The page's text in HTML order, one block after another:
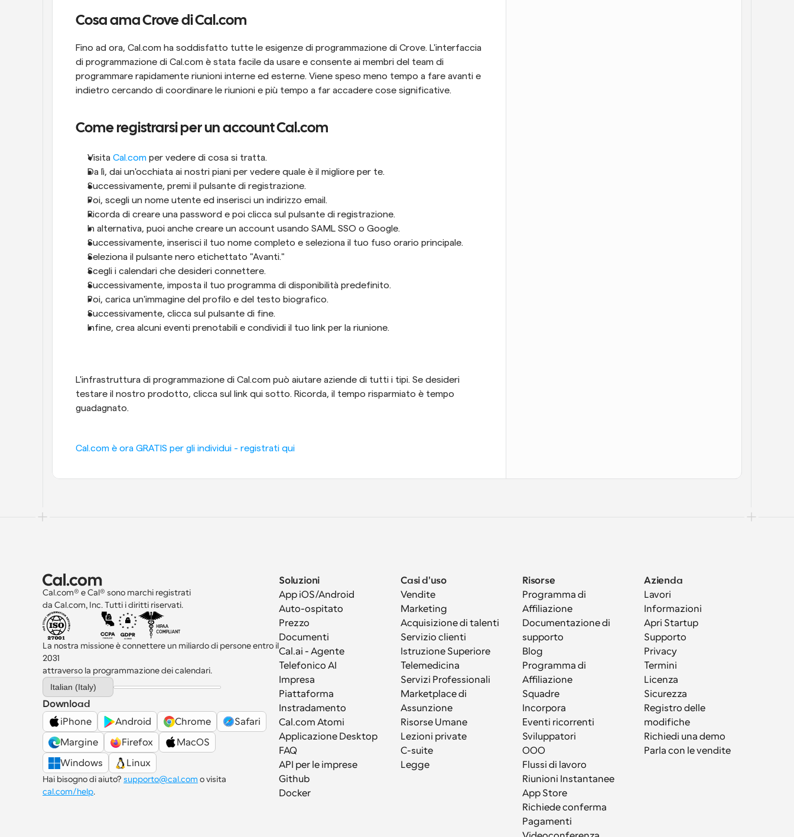
Cosa ama Crove di Cal.com
Fino ad ora, Cal.com ha soddisfatto tutte le esigenze di programmazione di Crove. L'interfaccia
di programmazione di Cal.com è stata facile da usare e consente ai membri del team di
programmare rapidamente riunioni interne ed esterne. Viene speso meno tempo a fare avanti e
indietro cercando di coordinare le riunioni e più tempo a far accadere cose significative.
Come registrarsi per un account Cal.com
Visita Cal.com per vedere di cosa si tratta.
Da lì, dai un'occhiata ai nostri piani per vedere quale è il migliore per te.
Successivamente, premi il pulsante di registrazione.
Poi, scegli un nome utente ed inserisci un indirizzo email.
Ricorda di creare una password e poi clicca sul pulsante di registrazione.
In alternativa, puoi anche creare un account usando SAML SSO o Google.
Successivamente, inserisci il tuo nome completo e seleziona il tuo fuso orario principale.
Seleziona il pulsante nero etichettato "Avanti."
Scegli i calendari che desideri connettere.
Successivamente, imposta il tuo programma di disponibilità predefinito.
Poi, carica un'immagine del profilo e del testo biografico.
Successivamente, clicca sul pulsante di fine.
Infine, crea alcuni eventi prenotabili e condividi il tuo link per la riunione.
L'infrastruttura di programmazione di Cal.com può aiutare aziende di tutti i tipi. Se desideri
testare il nostro prodotto, clicca sul link qui sotto. Ricorda, il tempo risparmiato è tempo
guadagnato.
Cal.com è ora GRATIS per gli individui - registrati qui
Cal.com® e Cal® sono marchi registrati
da Cal.com, Inc. Tutti i diritti riservati.
La nostra missione è connettere un miliardo di persone entro il
2031
attraverso la programmazione dei calendari.
Select Language
Italian (Italy)
Download
iPhone
Android Chrome
Safari
Margine
Firefox
MacOS
Windows
Linux
Hai bisogno di aiuto? supporto@cal.com
cal.com/help.
Soluzioni
App iOS/Android
Auto-ospitato
Prezzo
Documenti
Cal.ai - Agente
Telefonico AI
Impresa
Piattaforma
Instradamento
Cal.com Atomi
Applicazione Desktop
FAQ
API per le imprese
Github
Docker
Casi d'uso
Vendite
Marketing
Acquisizione di talenti
Servizio clienti
Istruzione Superiore
Telemedicina
Servizi Professionali
Marketplace di
Assunzione
Risorse Umane
Lezioni private
C-suite
Legge
Risorse
Programma di
Affiliazione
Documentazione di
supporto
Blog
Programma di
Affiliazione
Squadre
Incorpora
Eventi ricorrenti
Sviluppatori
OOO
Flussi di lavoro
Riunioni Instantanee
App Store
Richiede conferma
Pagamenti
Azienda
Lavori
Informazioni
Apri Startup
Supporto
Privacy
Termini
Licenza
Sicurezza
Registro delle
modifiche
Richiedi una demo
Parla con le vendite